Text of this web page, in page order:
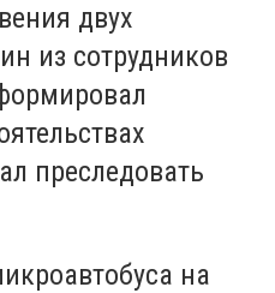
двух
из сотрудников
преследовать
на